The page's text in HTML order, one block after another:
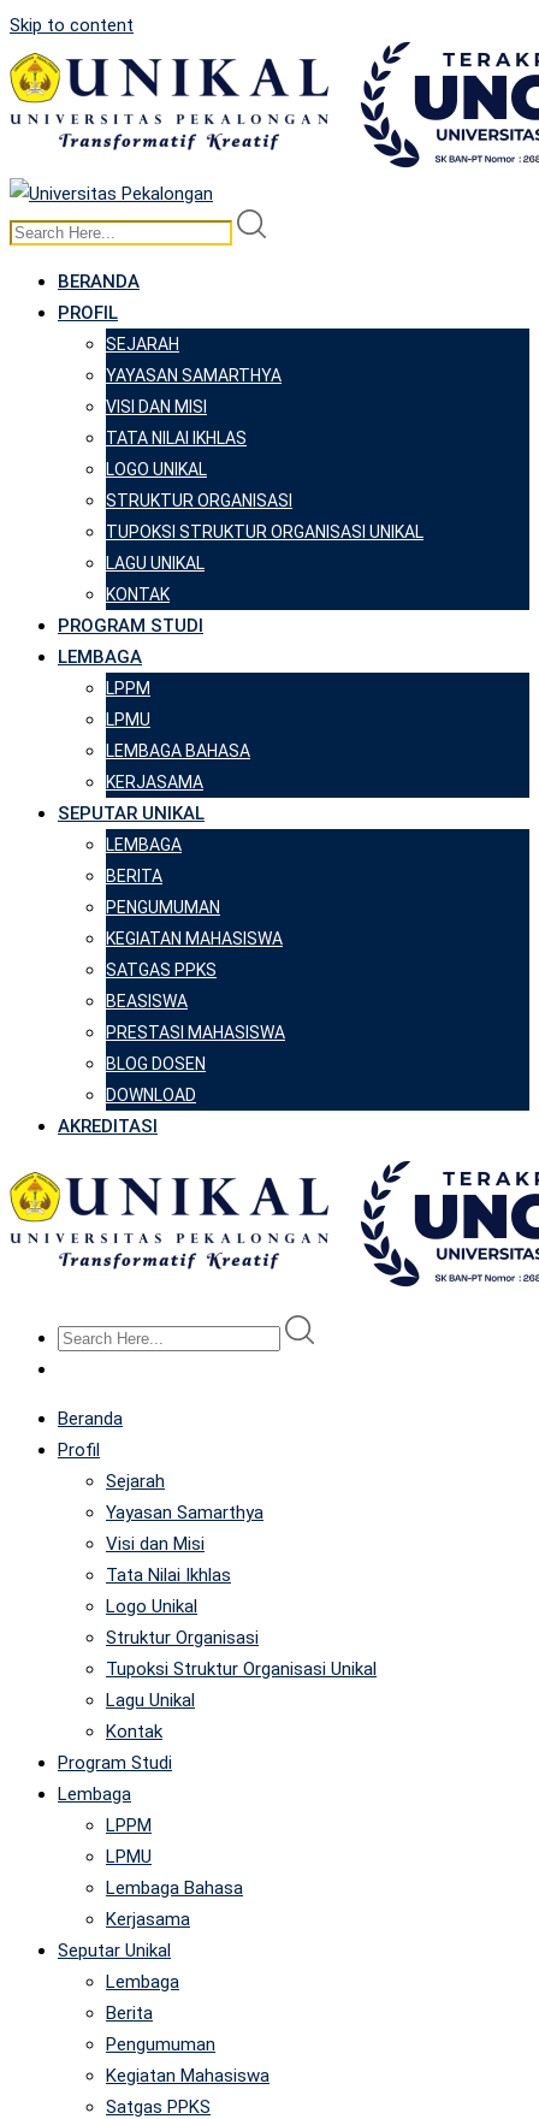
Skip to content
BERANDA
PROFIL
SEJARAH
YAYASAN SAMARTHYA
VISI DAN MISI
TATA NILAI IKHLAS
LOGO UNIKAL
STRUKTUR ORGANISASI
TUPOKSI STRUKTUR ORGANISASI UNIKAL
LAGU UNIKAL
KONTAK
PROGRAM STUDI
LEMBAGA
LPPM
LPMU
LEMBAGA BAHASA
KERJASAMA
SEPUTAR UNIKAL
LEMBAGA
BERITA
PENGUMUMAN
KEGIATAN MAHASISWA
SATGAS PPKS
BEASISWA
PRESTASI MAHASISWA
BLOG DOSEN
DOWNLOAD
AKREDITASI
Beranda
Profil
Sejarah
Yayasan Samarthya
Visi dan Misi
Tata Nilai Ikhlas
Logo Unikal
Struktur Organisasi
Tupoksi Struktur Organisasi Unikal
Lagu Unikal
Kontak
Program Studi
Lembaga
LPPM
LPMU
Lembaga Bahasa
Kerjasama
Seputar Unikal
Lembaga
Berita
Pengumuman
Kegiatan Mahasiswa
Satgas PPKS